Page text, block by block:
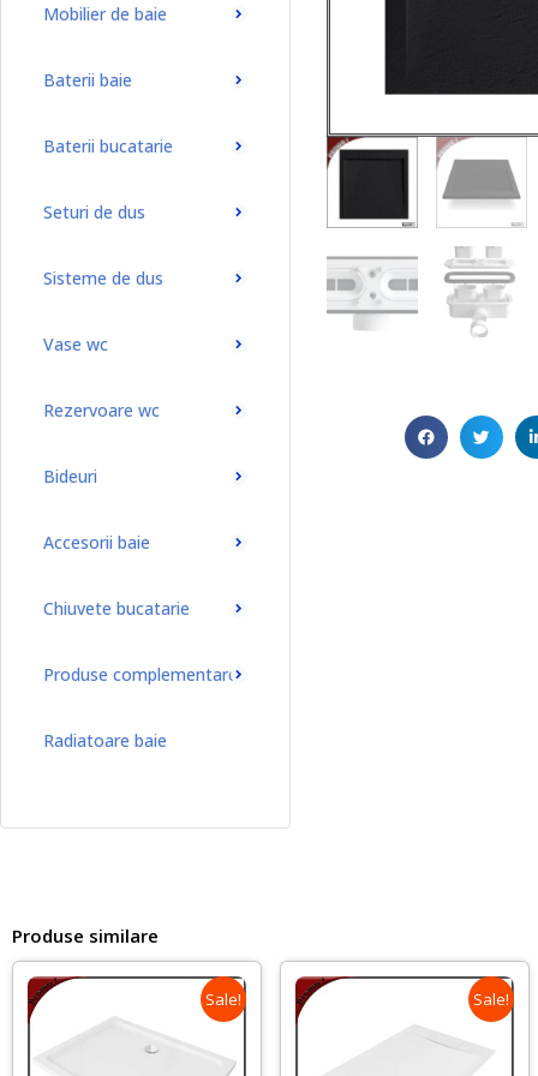
Mobilier de baie
Baterii baie
Baterii bucatarie
Seturi de dus
Sisteme de dus
Vase wc
Rezervoare wc
Bideuri
Accesorii baie
Chiuvete bucatarie
Produse complementare
Radiatoare baie
Produse similare
Sale! Sale!